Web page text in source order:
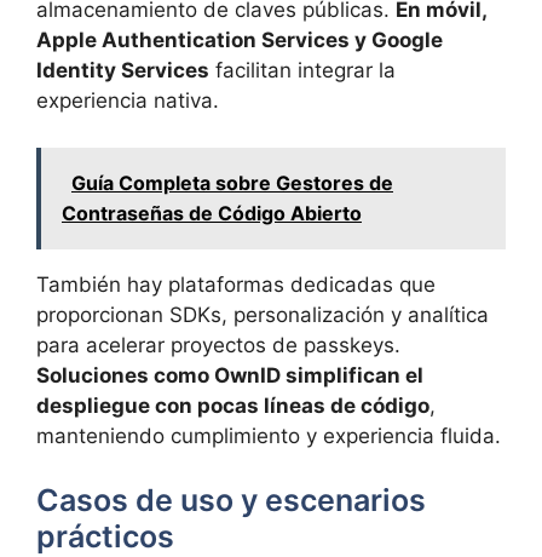
almacenamiento de claves públicas. En móvil,
Apple Authentication Services y Google
Identity Services facilitan integrar la
experiencia nativa.
Guía Completa sobre Gestores de
Contraseñas de Código Abierto
También hay plataformas dedicadas que
proporcionan SDKs, personalización y analítica
para acelerar proyectos de passkeys.
Soluciones como OwnID simplifican el
despliegue con pocas líneas de código,
manteniendo cumplimiento y experiencia fluida.
Casos de uso y escenarios
prácticos